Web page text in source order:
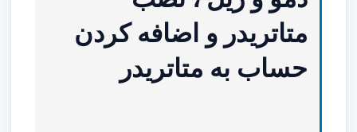
متاتریدر و اضافه کردن
حساب به متاتریدر